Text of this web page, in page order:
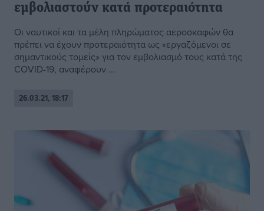
εμβολιαστούν κατά προτεραιότητα
Οι ναυτικοί και τα μέλη πληρώματος αεροσκαφών θα
πρέπει να έχουν προτεραιότητα ως «εργαζόμενοι σε
σημαντικούς τομείς» για τον εμβολιασμό τους κατά της
COVID-19, αναφέρουν ...
26.03.21, 18:17